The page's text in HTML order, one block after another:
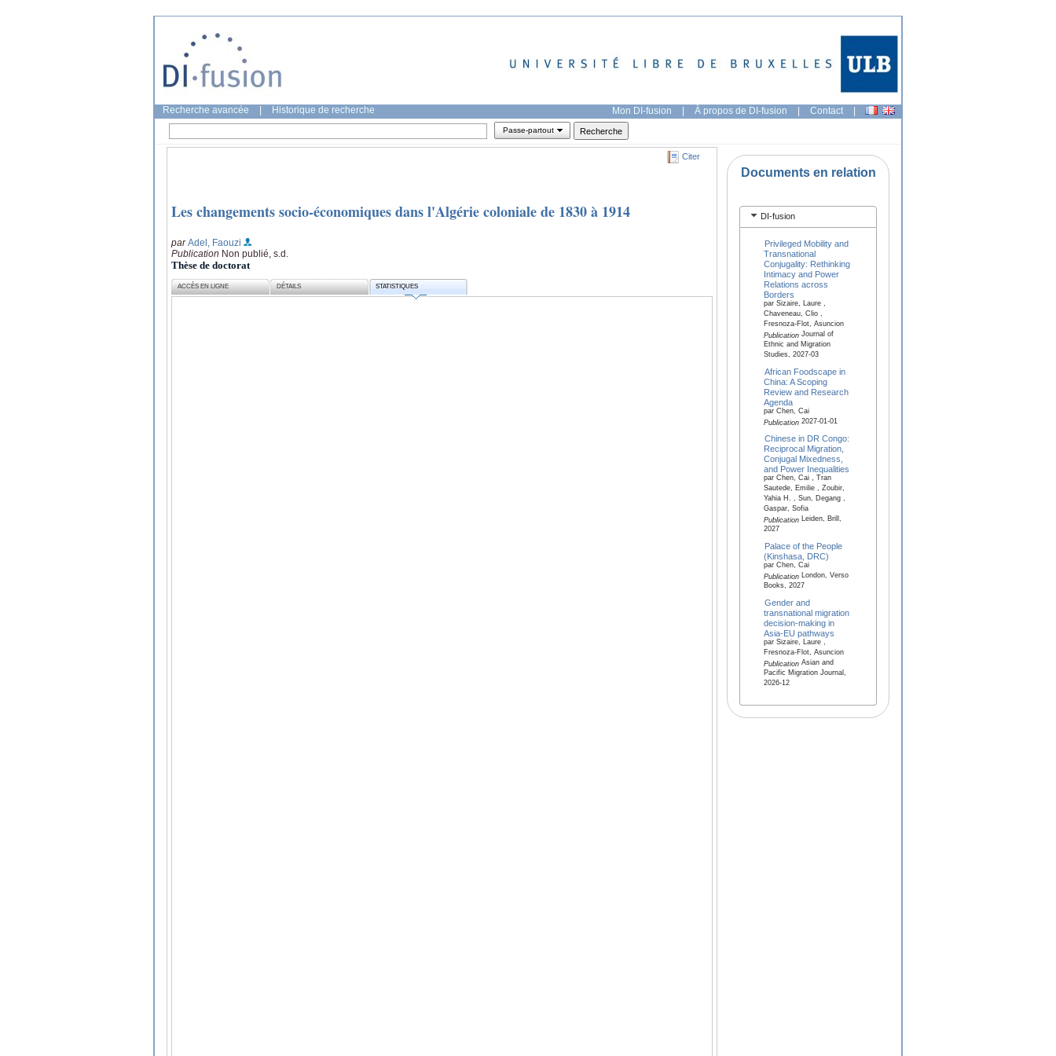
Recherche avancée Historique de recherche Mon DI-fusion | À propos de DI-fusion | Contact |
Passe-partout
Citer
Les changements socio-économiques dans l'Algérie coloniale de 1830 à 1914
parAdel, Faouzi
Publication Non publié, s.d.
Thèse de doctorat
ACCÈS EN LIGNE DÉTAILS STATISTIQUES
Documents en relation
DI-fusion
Privileged Mobility and
Transnational
Conjugality: Rethinking
Intimacy and Power
Relations across
Borders
par Sizaire, Laure ,
Chaveneau, Clio ,
Fresnoza-Flot, Asuncion
PublicationJournal of
Ethnic and Migration
Studies, 2027-03
African Foodscape in
China: A Scoping
Review and Research
Agenda
par Chen, Cai
Publication2027-01-01
Chinese in DR Congo:
Reciprocal Migration,
Conjugal Mixedness,
and Power Inequalities
par Chen, Cai , Tran
Sautede, Emilie , Zoubir,
Yahia H. , Sun, Degang ,
Gaspar, Sofia
PublicationLeiden, Brill,
2027
Palace of the People
(Kinshasa, DRC)
par Chen, Cai
PublicationLondon, Verso
Books, 2027
Gender and
transnational migration
decision-making in
Asia-EU pathways
par Sizaire, Laure ,
Fresnoza-Flot, Asuncion
PublicationAsian and
Pacific Migration Journal,
2026-12